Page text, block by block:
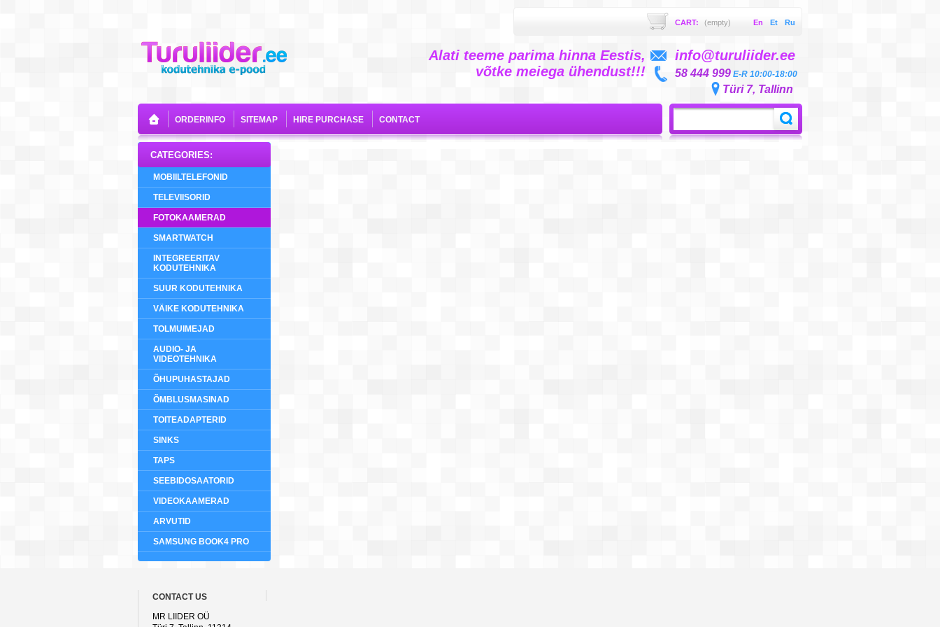
En Et Ru
ORDERINFO SITEMAP HIRE PURCHASE CONTACT
CART: (empty)
Alati teeme parima hinna Eestis,
võtke meiega ühendust!!!
info@turuliider.ee
58 444 999 E-R 10:00-18:00
Türi 7, Tallinn
CATEGORIES:
MOBIILTELEFONID
TELEVIISORID
FOTOKAAMERAD
SMARTWATCH
INTEGREERITAV
KODUTEHNIKA
SUUR KODUTEHNIKA
VÄIKE KODUTEHNIKA
TOLMUIMEJAD
AUDIO- JA
VIDEOTEHNIKA
ÕHUPUHASTAJAD
ÕMBLUSMASINAD
TOITEADAPTERID
SINKS
TAPS
SEEBIDOSAATORID
VIDEOKAAMERAD
ARVUTID
SAMSUNG BOOK4 PRO
CONTACT US
MR LIIDER OÜ